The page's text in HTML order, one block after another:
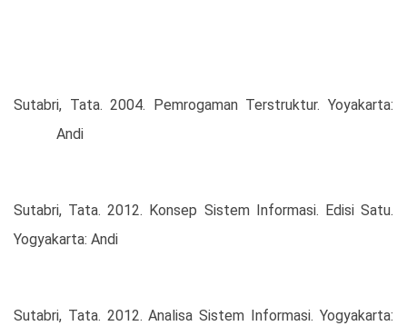
Sutabri, Tata. 2004. Pemrogaman Terstruktur. Yoyakarta:
Andi
Sutabri, Tata. 2012. Konsep Sistem Informasi. Edisi Satu.
Yogyakarta: Andi
Sutabri, Tata. 2012. Analisa Sistem Informasi. Yogyakarta: